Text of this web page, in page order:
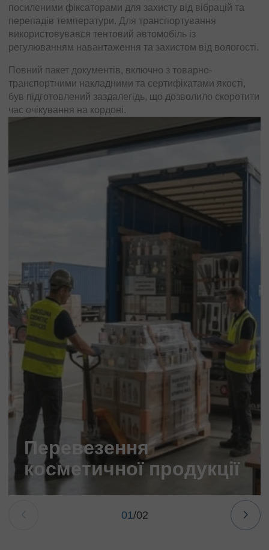
посиленими фіксаторами для захисту від вібрацій та
перепадів температури. Для транспортування
використовувався тентовий автомобіль із
регулюванням навантаження та захистом від вологості.
Повний пакет документів, включно з товарно-
транспортними накладними та сертифікатами якості,
був підготовлений заздалегідь, що дозволило скоротити
час очікування на кордоні.
Німеччину та Францію, підготувавши повний пакет
документів для перетину кордонів ЄС, включно із
сертифікатами відповідності та товарно-транспортними
накладними.
Перевезення здійснювалося тентовим автомобілем із
посиленою фіксацією, що гарантувало збереження
вантажу на всьому маршруті. Вантаж прибув в Іспанію
точно в строк, без пошкоджень та з повною
комплектацією, що дозволило своєчасно підготувати та
01/02
Перевезення
косметичної продукції